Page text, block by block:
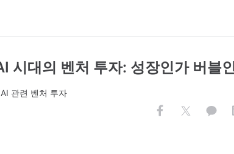
시대의 벤처 투자: 성장인가 버블
관련 벤처 투자